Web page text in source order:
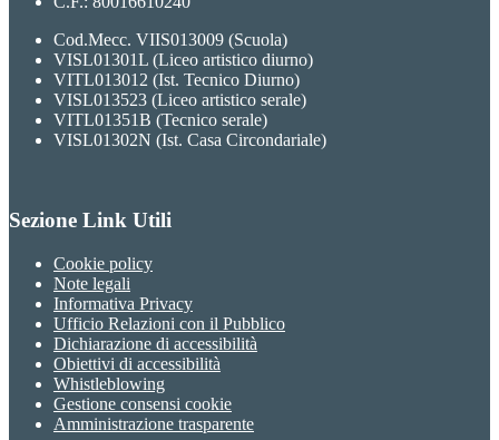
Cod.Mecc. VIIS013009 (Scuola)
VISL01301L (Liceo artistico diurno)
VITL013012 (Ist. Tecnico Diurno)
VISL013523 (Liceo artistico serale)
VITL01351B (Tecnico serale)
VISL01302N (Ist. Casa Circondariale)
Sezione Link Utili
Cookie policy
Note legali
Informativa Privacy
Ufficio Relazioni con il Pubblico
Dichiarazione di accessibilità
Obiettivi di accessibilità
Whistleblowing
Gestione consensi cookie
Amministrazione trasparente